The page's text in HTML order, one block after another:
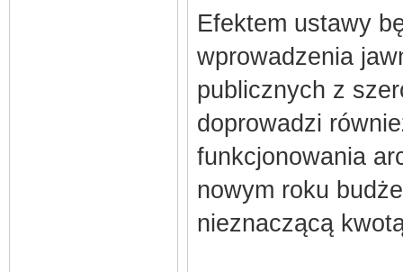
Efektem ustawy
wprowadzenia
publicznych z
doprowadzi
funkcjonowania
nowym roku
nieznaczącą